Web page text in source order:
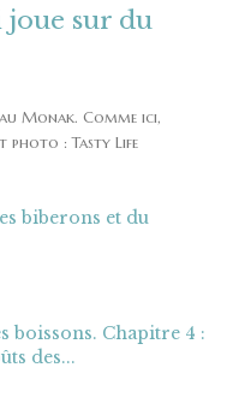
sur du
Monak. Comme ici,
photo : Tasty Life
biberons et du
boissons. Chapitre 4 :
des...